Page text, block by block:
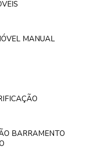
MANUAL
BARRAMENTO